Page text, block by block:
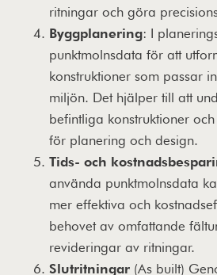
ritningar och göra
Byggplanering: I
punktmolnsdata för att
konstruktioner som passar
miljön. Det hjälper till att
befintliga konstruktioner
för planering och design.
Tids- och
använda punktmolnsdata
mer effektiva och
behovet av omfattande
revideringar av ritningar.
Slutritningar (As built)